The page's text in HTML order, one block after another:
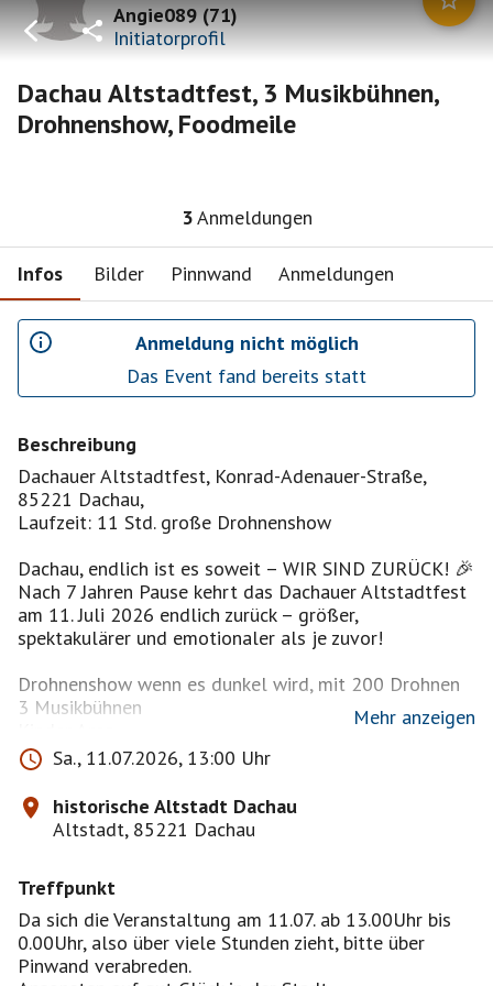
Angie089(71)
Initiatorprofil
Dachau Altstadtfest, 3 Musikbühnen,
Drohnenshow, Foodmeile
3Anmeldungen
Infos Bilder Pinnwand Anmeldungen
Anmeldung nicht möglich
Das Event fand bereits statt
Beschreibung
Dachauer Altstadtfest, Konrad-Adenauer-Straße,
85221 Dachau,
Laufzeit: 11 Std. große Drohnenshow
Dachau, endlich ist es soweit – WIR SIND ZURÜCK! 🎉
Nach 7 Jahren Pause kehrt das Dachauer Altstadtfest
am 11. Juli 2026 endlich zurück – größer,
spektakulärer und emotionaler als je zuvor!
Drohnenshow wenn es dunkel wird, mit 200 Drohnen
3 Musikbühnen
Foodmeile u.v.m.
25 Foodtrucks und Stände mit Spezialitäten aus aller
Welt zum schlemmen und genießen.
Wer mit Familie kommt, es gibt auch ein
Mitmachaktionen...
Freut euch auf:
• 7 große Bars & Wein- und Cocktailbereiche 🍹
Mehr anzeigen
Sa., 11.07.2026, 13:00 Uhr
historische Altstadt Dachau
Altstadt, 85221 Dachau
Treffpunkt
Da sich die Veranstaltung am 11.07. ab 13.00Uhr bis
0.00Uhr, also über viele Stunden zieht, bitte über
Pinwand verabreden.